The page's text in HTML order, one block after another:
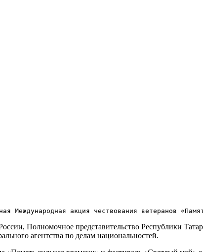
Международная акция чествования ветеранов
Полномочное представительство Республики
агентства по делам национальностей.